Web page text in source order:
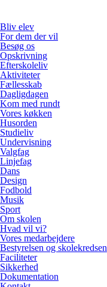
Bliv elev
For dem der vil
Besøg os
Opskrivning
Efterskoleliv
Aktiviteter
Fællesskab
Dagligdagen
Kom med rundt
Vores køkken
Husorden
Studieliv
Undervisning
Valgfag
Linjefag
Dans
Design
Fodbold
Musik
Sport
Om skolen
Hvad vil vi?
Vores medarbejdere
Bestyrelsen og skolekredsen
Faciliteter
Sikkerhed
Dokumentation